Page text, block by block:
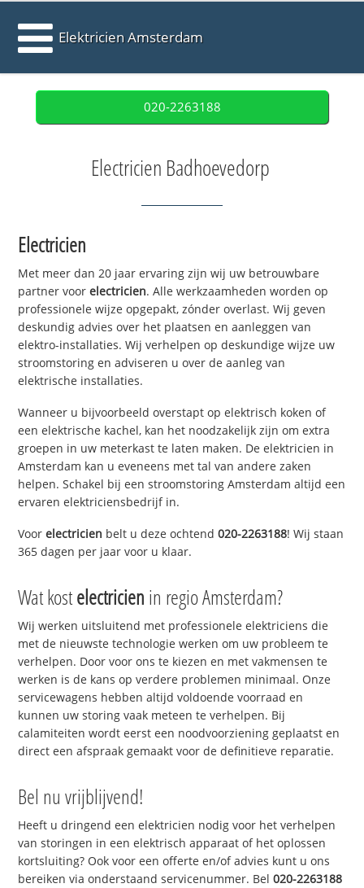
Elektricien Amsterdam
020-2263188
Electricien Badhoevedorp
Electricien
Met meer dan 20 jaar ervaring zijn wij uw betrouwbare
partner voorelectricien. Alle werkzaamheden worden op
professionele wijze opgepakt, zónder overlast. Wij geven
deskundig advies over het plaatsen en aanleggen van
elektro-installaties. Wij verhelpen op deskundige wijze uw
stroomstoring en adviseren u over de aanleg van
elektrische installaties.
Wanneer u bijvoorbeeld overstapt op elektrisch koken of
een elektrische kachel, kan het noodzakelijk zijn om extra
groepen in uw meterkast te laten maken. De elektricien in
Amsterdam kan u eveneens met tal van andere zaken
helpen. Schakel bij een stroomstoring Amsterdam altijd een
ervaren elektriciensbedrijf in.
Voorelectricien belt u deze ochtend020-2263188! Wij staan
365 dagen per jaar voor u klaar.
Wat kostelectricien in regio Amsterdam?
Wij werken uitsluitend met professionele elektriciens die
met de nieuwste technologie werken om uw probleem te
verhelpen. Door voor ons te kiezen en met vakmensen te
werken is de kans op verdere problemen minimaal. Onze
servicewagens hebben altijd voldoende voorraad en
kunnen uw storing vaak meteen te verhelpen. Bij
calamiteiten wordt eerst een noodvoorziening geplaatst en
direct een afspraak gemaakt voor de definitieve reparatie.
Bel nu vrijblijvend!
Heeft u dringend een elektricien nodig voor het verhelpen
van storingen in een elektrisch apparaat of het oplossen
kortsluiting? Ook voor een offerte en/of advies kunt u ons
bereiken via onderstaand servicenummer. Bel020-2263188